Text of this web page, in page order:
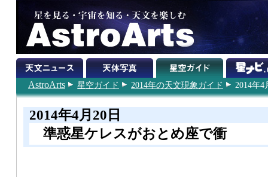
AstroArts 星空ガイド 2014年の天文現象ガイド 2014年4
2014年4月20日
準惑星ケレスがおとめ座で衝